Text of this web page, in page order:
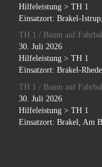
Hilfeleistung > TH 1
Einsatzort: Brakel-
TH 1 / Baum auf
30. Juli 2026
Hilfeleistung > TH 1
Einsatzort: Brakel-
TH 1 / Baum auf
30. Juli 2026
Hilfeleistung > TH 1
Einsatzort: Brakel, Am